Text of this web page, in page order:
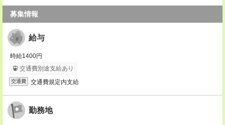
募集情報
給与
時給1400円
交通費別途支給あり
交通費 交通費規定内支給
勤務地